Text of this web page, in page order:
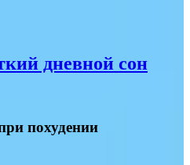
дневной сон
похудении